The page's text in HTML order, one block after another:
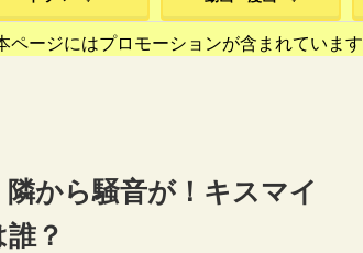
ページにはプロモーションが含まれています
から騒音が！キスマイ
？